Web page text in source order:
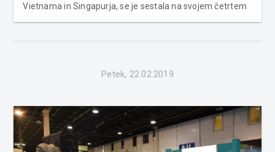
Vietnama in Singapurja, se je sestala na svojem četrtem
Petek, 22.02.2019